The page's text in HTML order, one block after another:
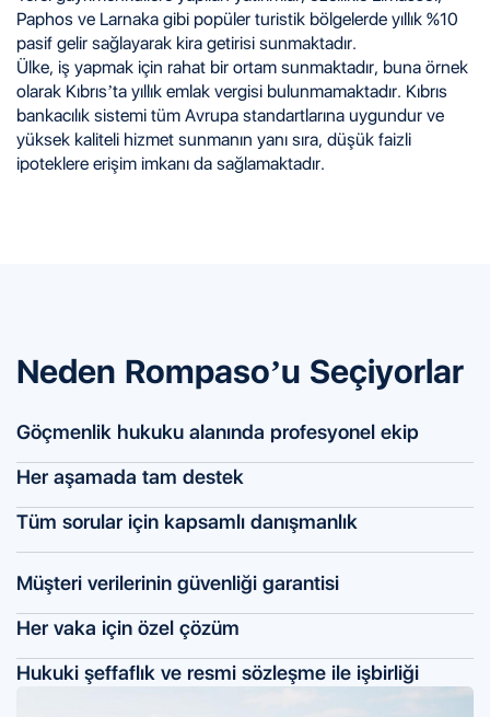
Paphos ve Larnaka gibi popüler turistik bölgelerde yıllık %10
pasif gelir sağlayarak kira getirisi sunmaktadır.
Ülke, iş yapmak için rahat bir ortam sunmaktadır, buna örnek
olarak Kıbrıs’ta yıllık emlak vergisi bulunmamaktadır. Kıbrıs
bankacılık sistemi tüm Avrupa standartlarına uygundur ve
yüksek kaliteli hizmet sunmanın yanı sıra, düşük faizli
ipoteklere erişim imkanı da sağlamaktadır.
Neden Rompaso’u Seçiyorlar
Göçmenlik hukuku alanında profesyonel ekip
Her aşamada tam destek
Tüm sorular için kapsamlı danışmanlık
Müşteri verilerinin güvenliği garantisi
Her vaka için özel çözüm
Hukuki şeffaflık ve resmi sözleşme ile işbirliği